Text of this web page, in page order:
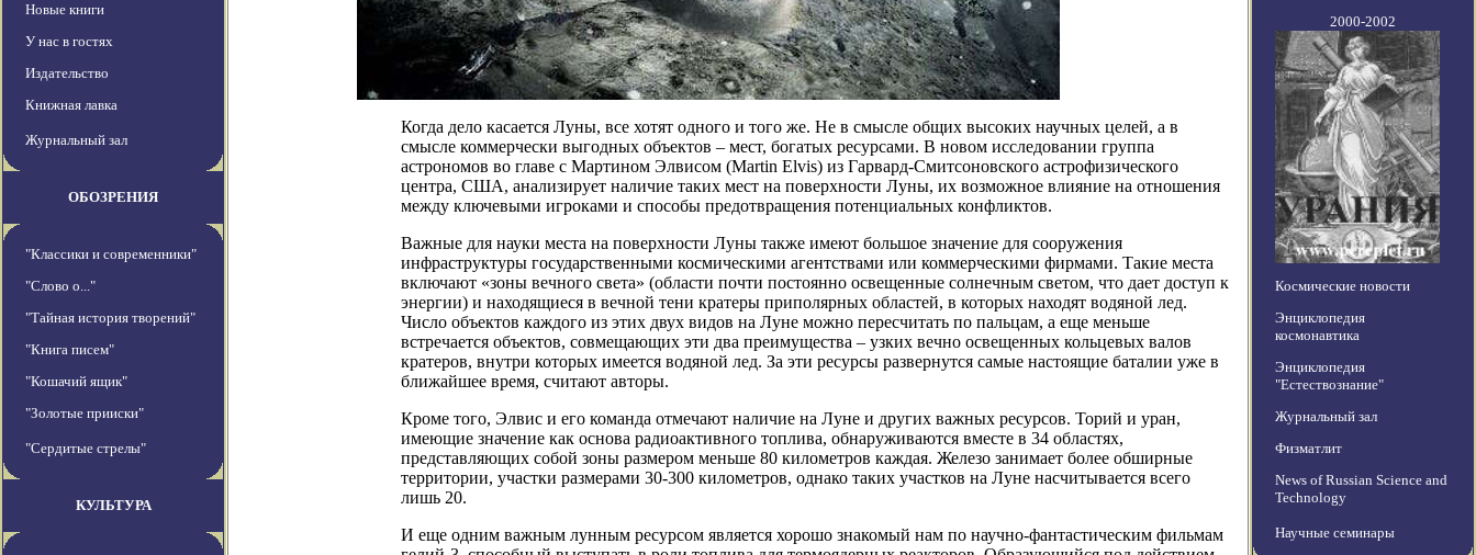
Новые книги
У нас в гостях
Издательство
Книжная лавка
Журнальный зал
ОБОЗРЕНИЯ
"Классики и современники"
"Слово о..."
"Тайная история творений"
"Книга писем"
"Кошачий ящик"
"Золотые прииски"
"Сердитые стрелы"
КУЛЬТУРА
Когда дело касается Луны, все хотят одного и того же. Не в смысле общих высоких научных целей, а в
смысле коммерчески выгодных объектов – мест, богатых ресурсами. В новом исследовании группа
астрономов во главе с Мартином Элвисом (Martin Elvis) из Гарвард-Смитсоновского астрофизического
центра, США, анализирует наличие таких мест на поверхности Луны, их возможное влияние на отношения
между ключевыми игроками и способы предотвращения потенциальных конфликтов.
Важные для науки места на поверхности Луны также имеют большое значение для сооружения
инфраструктуры государственными космическими агентствами или коммерческими фирмами. Такие места
включают «зоны вечного света» (области почти постоянно освещенные солнечным светом, что дает доступ к
энергии) и находящиеся в вечной тени кратеры приполярных областей, в которых находят водяной лед.
Число объектов каждого из этих двух видов на Луне можно пересчитать по пальцам, а еще меньше
встречается объектов, совмещающих эти два преимущества – узких вечно освещенных кольцевых валов
кратеров, внутри которых имеется водяной лед. За эти ресурсы развернутся самые настоящие баталии уже в
ближайшее время, считают авторы.
Кроме того, Элвис и его команда отмечают наличие на Луне и других важных ресурсов. Торий и уран,
имеющие значение как основа радиоактивного топлива, обнаруживаются вместе в 34 областях,
представляющих собой зоны размером меньше 80 километров каждая. Железо занимает более обширные
территории, участки размерами 30-300 километров, однако таких участков на Луне насчитывается всего
лишь 20.
И еще одним важным лунным ресурсом является хорошо знакомый нам по научно-фантастическим фильмам
2000-2002
Космические новости
Энциклопедия
космонавтика
Энциклопедия
"Естествознание"
Журнальный зал
Физматлит
News of Russian Science and
Technology
Научные семинары